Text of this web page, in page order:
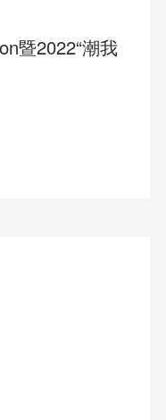
暨2022“潮我